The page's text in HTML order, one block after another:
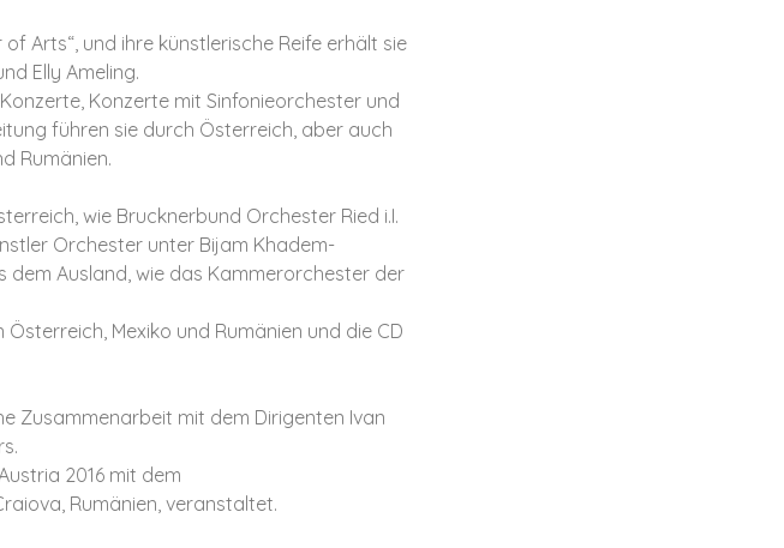
Arts“, und ihre künstlerische Reife erhält sie
Elly Ameling.
Konzerte mit Sinfonieorchester und
führen sie durch Österreich, aber auch
Rumänien.
wie Brucknerbund Orchester Ried i.I.
Orchester unter Bijam Khadem-
dem Ausland, wie das Kammerorchester der
Mexiko und Rumänien und die CD
Zusammenarbeit mit dem Dirigenten Ivan
2016 mit dem
Rumänien, veranstaltet.